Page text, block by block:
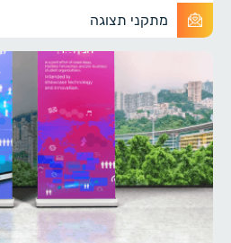
מתקני תצוגה